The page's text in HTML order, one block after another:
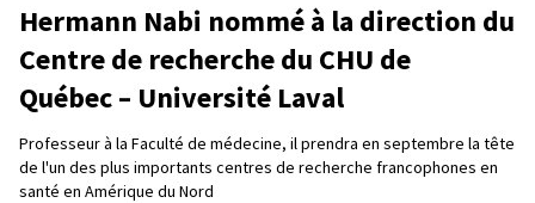
Hermann Nabi nommé à la direction du
Centre de recherche du CHU de
Québec – Université Laval
Professeur à la Faculté de médecine, il prendra en septembre la tête
de l'un des plus importants centres de recherche francophones en
santé en Amérique du Nord